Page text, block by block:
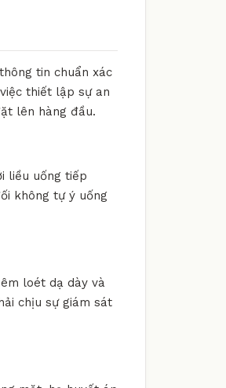
tin chuẩn xác
thiết lập sự an
lên hàng đầu.
liều uống tiếp
không tự ý uống
loét dạ dày và
chịu sự giám sát